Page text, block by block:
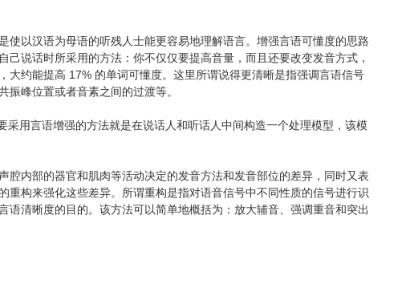
以汉语为母语的听残人士能更容易地理解语言。增强言语可懂度的思路
说话时所采用的方法：你不仅仅要提高音量，而且还要改变发音方式，
约能提高 17% 的单词可懂度。这里所谓说得更清晰是指强调言语信号
峰位置或者音素之间的过渡等。
用言语增强的方法就是在说话人和听话人中间构造一个处理模型，该模
内部的器官和肌肉等活动决定的发音方法和发音部位的差异，同时又表
构来强化这些差异。所谓重构是指对语音信号中不同性质的信号进行识
清晰度的目的。该方法可以简单地概括为：放大辅音、强调重音和突出